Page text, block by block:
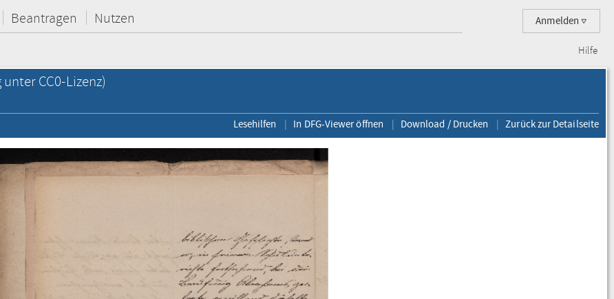
Anmelden
Beantragen Nutzen
Hilfe
CC0-Lizenz)
Lesehilfen In DFG-Viewer öffnen Download / Drucken Zurück zur Detailseite